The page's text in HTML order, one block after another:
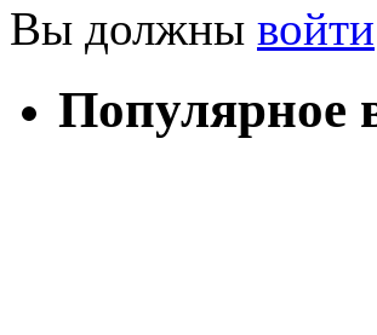
Вы должны войти
Популярное